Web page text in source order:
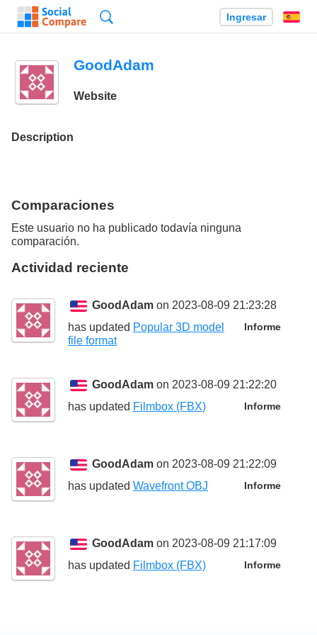
Ingresar
GoodAdam
Website
Description
Comparaciones
Este usuario no ha publicado todavía ninguna
comparación.
Actividad reciente
GoodAdam on 2023-08-09 21:23:28
Informe
has updated Popular 3D model
file format
GoodAdam on 2023-08-09 21:22:20
Informe
has updated Filmbox (FBX)
GoodAdam on 2023-08-09 21:22:09
Informe
has updated Wavefront OBJ
GoodAdam on 2023-08-09 21:17:09
Informe
has updated Filmbox (FBX)